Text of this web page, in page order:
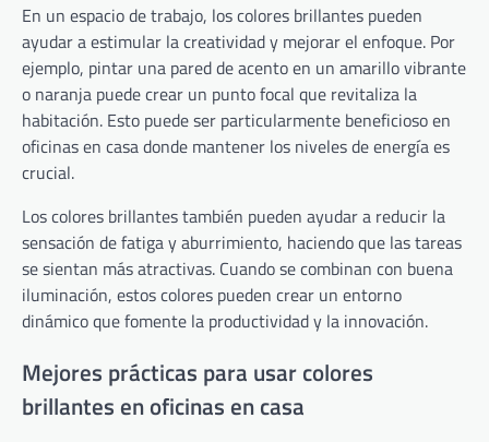
En un espacio de trabajo, los colores brillantes pueden
ayudar a estimular la creatividad y mejorar el enfoque. Por
ejemplo, pintar una pared de acento en un amarillo vibrante
o naranja puede crear un punto focal que revitaliza la
habitación. Esto puede ser particularmente beneficioso en
oficinas en casa donde mantener los niveles de energía es
crucial.
Los colores brillantes también pueden ayudar a reducir la
sensación de fatiga y aburrimiento, haciendo que las tareas
se sientan más atractivas. Cuando se combinan con buena
iluminación, estos colores pueden crear un entorno
dinámico que fomente la productividad y la innovación.
Mejores prácticas para usar colores
brillantes en oficinas en casa